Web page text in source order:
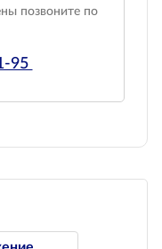
позвоните по
95